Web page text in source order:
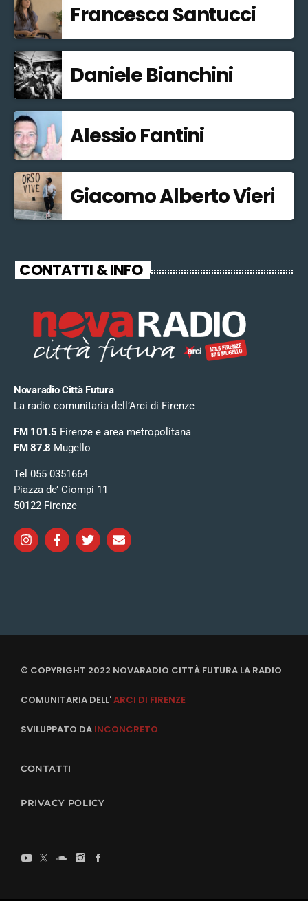
Francesca Santucci
Daniele Bianchini
Alessio Fantini
Giacomo Alberto Vieri
CONTATTI & INFO
Novaradio Città Futura
La radio comunitaria dell’Arci di Firenze
FM 101.5 Firenze e area metropolitana
FM 87.8 Mugello
Tel 055 0351664
Piazza de’ Ciompi 11
50122 Firenze
© COPYRIGHT 2022 NOVARADIO CITTÀ FUTURA LA RADIO
COMUNITARIA DELL'ARCI DI FIRENZE
SVILUPPATO DA INCONCRETO
CONTATTI
PRIVACY POLICY